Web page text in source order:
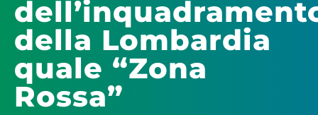
della Lombardia
quale “Zona
Rossa”